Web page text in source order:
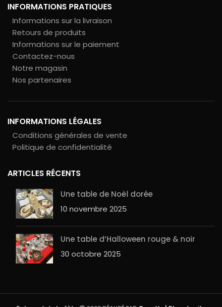
INFORMATIONS PRATIQUES
Informations sur la livraison
Retours de produits
Informations sur le paiement
Contactez-nous
Notre magasin
Nos partenaires
INFORMATIONS LÉGALES
Conditions générales de vente
Politique de confidentialité
ARTICLES RÉCENTS
Une table de Noël dorée
10 novembre 2025
Une table d’Halloween rouge & noir
30 octobre 2025